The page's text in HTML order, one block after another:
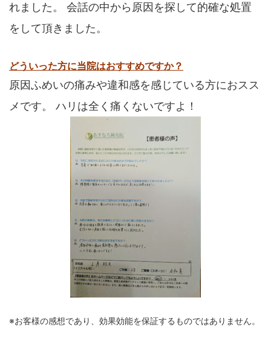
れました。 会話の中から原因を探して的確な処置
をして頂きました。
どういった方に当院はおすすめですか？
原因ふめいの痛みや違和感を感じている方におスス
メです。 ハリは全く痛くないですよ！
※お客様の感想であり、効果効能を保証するものではありません。